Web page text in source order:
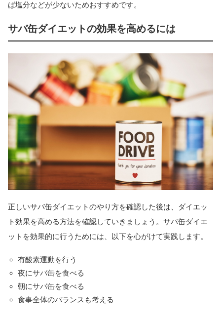
ば塩分などが少ないためおすすめです。
サバ缶ダイエットの効果を高めるには
正しいサバ缶ダイエットのやり方を確認した後は、ダイエッ
ト効果を高める方法を確認していきましょう。サバ缶ダイエ
ットを効果的に行うためには、以下を心がけて実践します。
有酸素運動を行う
夜にサバ缶を食べる
朝にサバ缶を食べる
食事全体のバランスも考える